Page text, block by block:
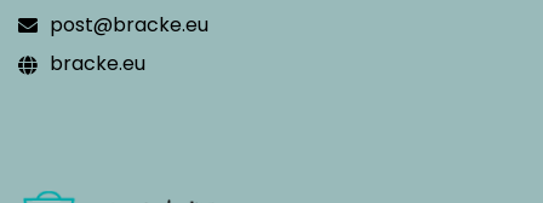
post@bracke.eu
bracke.eu